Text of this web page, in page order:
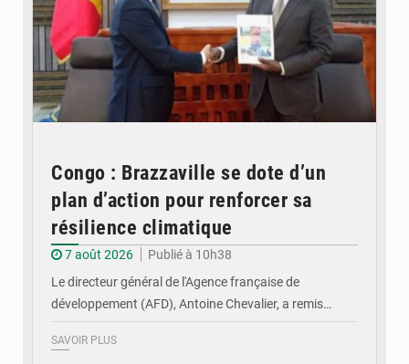
Congo : Brazzaville se dote d’un
plan d’action pour renforcer sa
résilience climatique
7 août 2026
Publié à 10h38
Le directeur général de l'Agence française de
développement (AFD), Antoine Chevalier, a remis…
SAVOIR PLUS